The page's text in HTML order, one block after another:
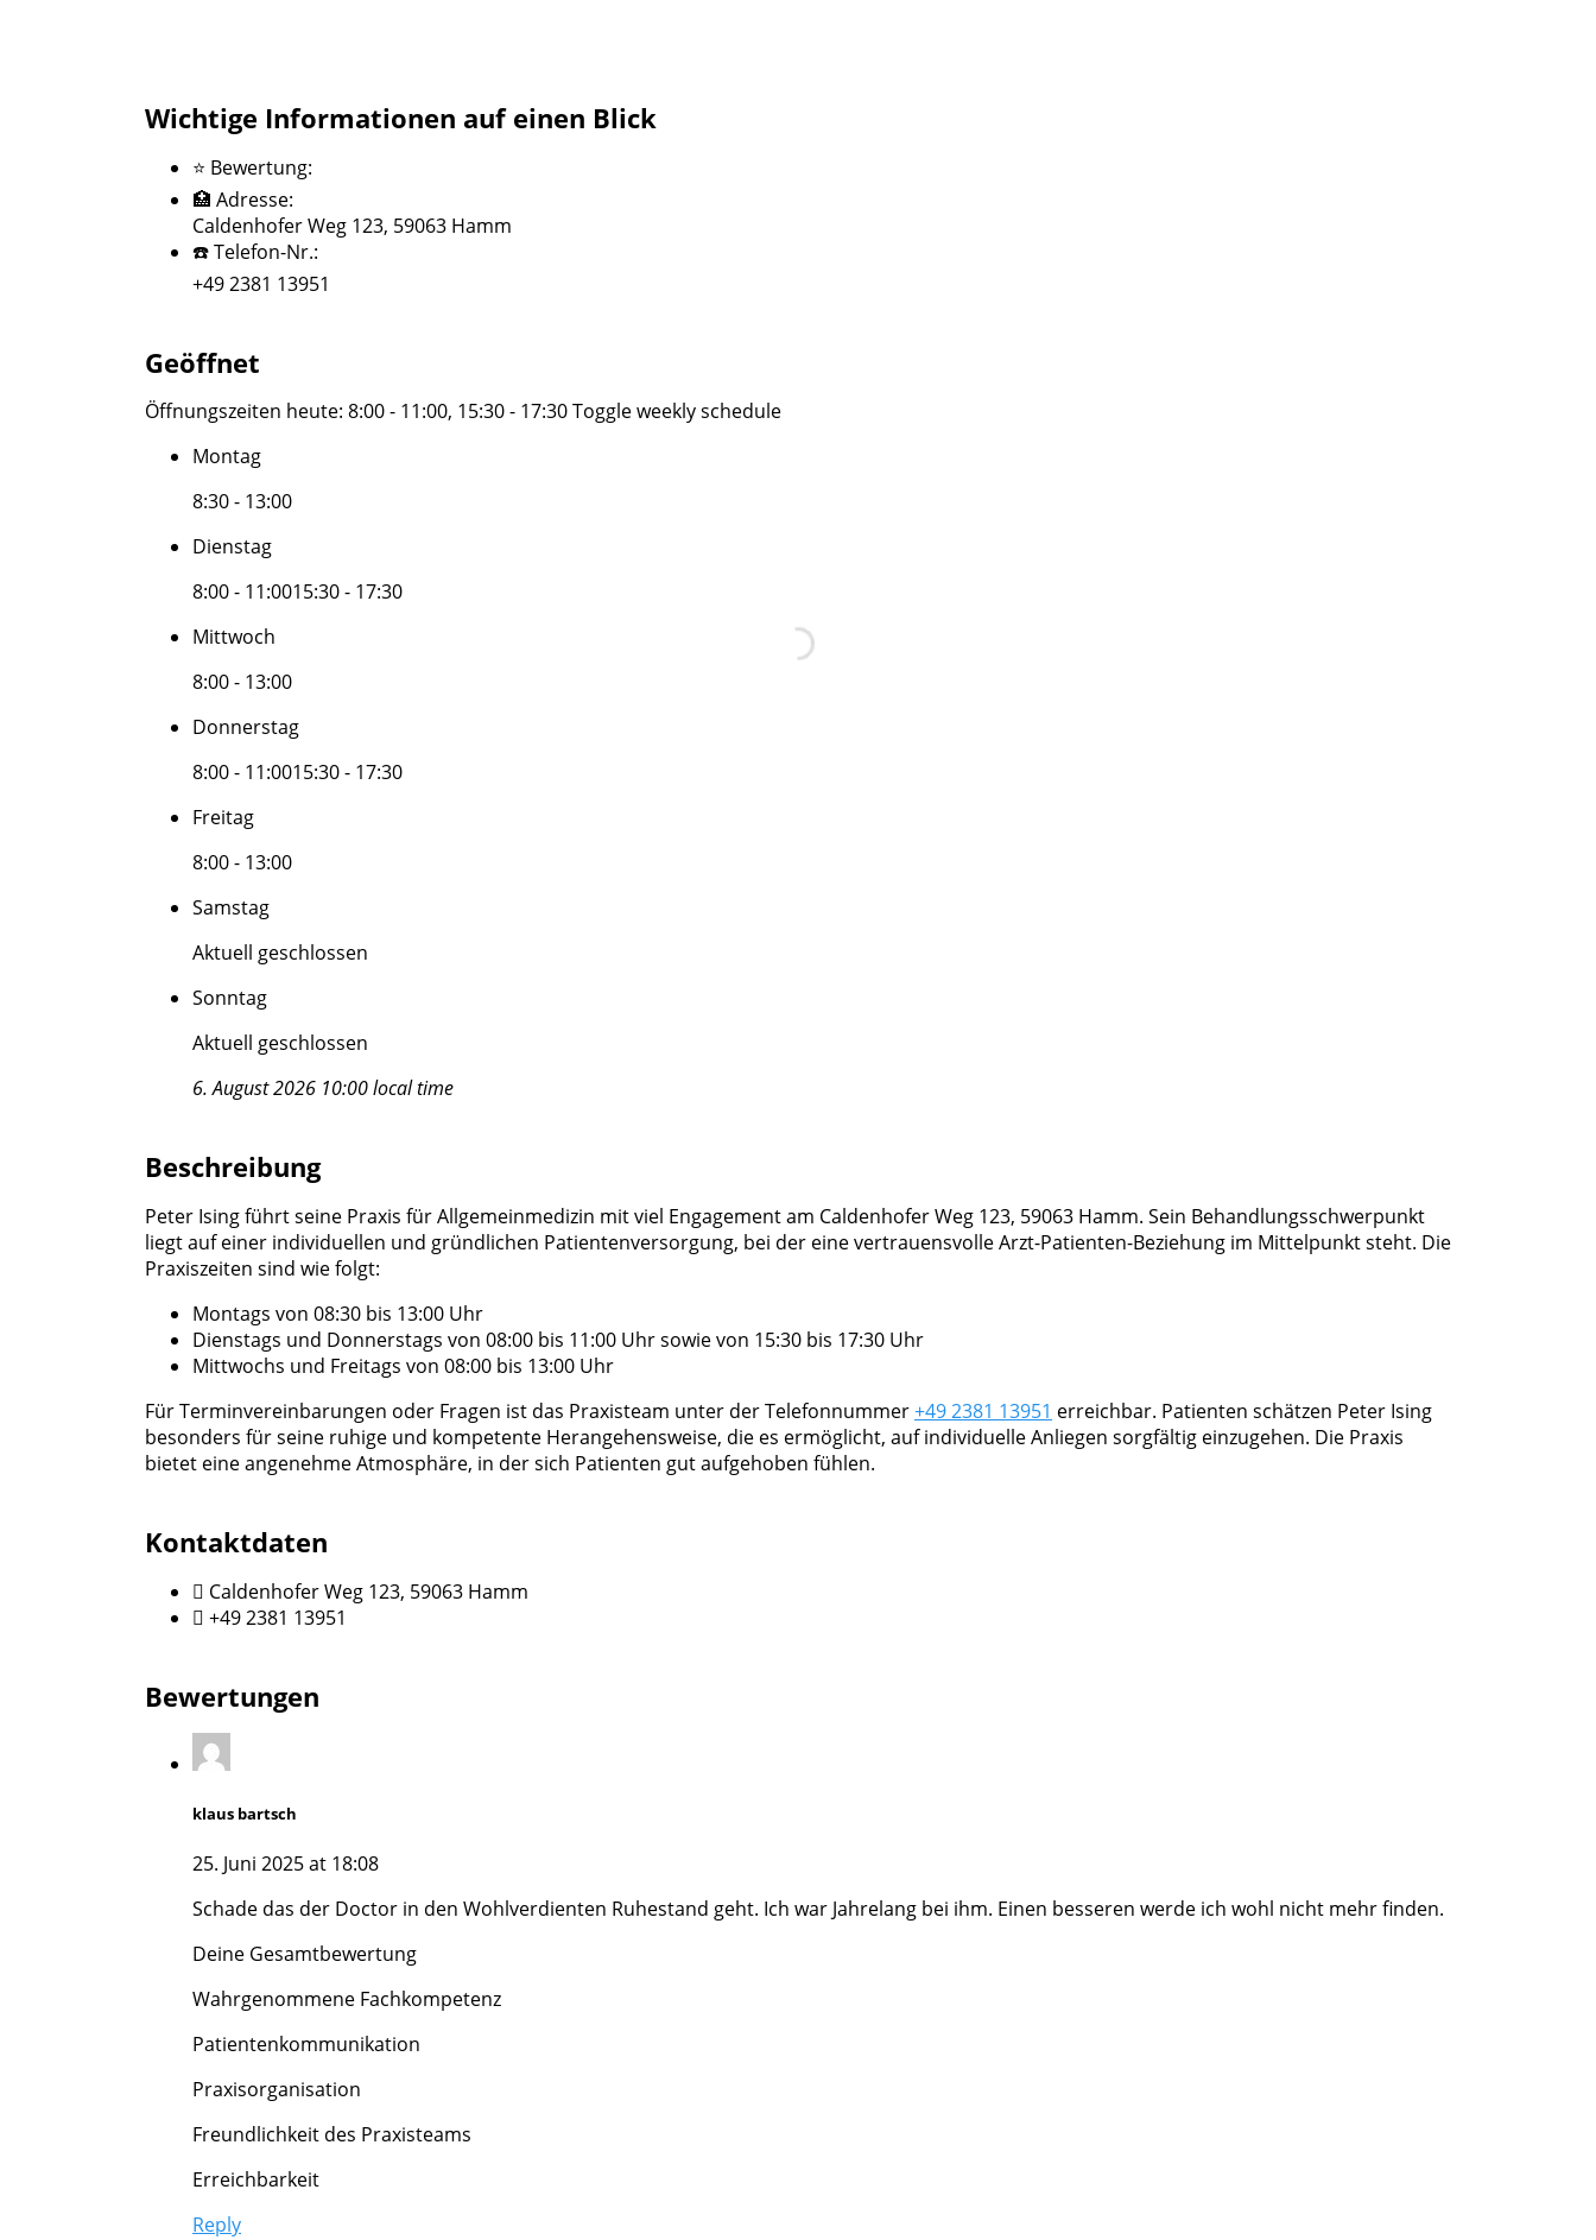
Wichtige Informationen auf einen Blick
⭐ Bewertung:
🏥 Adresse:
Caldenhofer Weg 123, 59063 Hamm
☎️ Telefon-Nr.:
+49 2381 13951
Geöffnet
Öffnungszeiten heute: 8:00 - 11:00, 15:30 - 17:30Toggle weekly schedule
Montag
8:30 - 13:00
Dienstag
8:00 - 11:0015:30 - 17:30
Mittwoch
8:00 - 13:00
Donnerstag
8:00 - 11:0015:30 - 17:30
Freitag
8:00 - 13:00
Samstag
Aktuell geschlossen
Sonntag
Aktuell geschlossen
6. August 2026 10:00 local time
Beschreibung
Peter Ising führt seine Praxis für Allgemeinmedizin mit viel Engagement am Caldenhofer Weg 123, 59063 Hamm. Sein Behandlungsschwerpunkt
liegt auf einer individuellen und gründlichen Patientenversorgung, bei der eine vertrauensvolle Arzt-Patienten-Beziehung im Mittelpunkt steht. Die
Praxiszeiten sind wie folgt:
Montags von 08:30 bis 13:00 Uhr
Dienstags und Donnerstags von 08:00 bis 11:00 Uhr sowie von 15:30 bis 17:30 Uhr
Mittwochs und Freitags von 08:00 bis 13:00 Uhr
Für Terminvereinbarungen oder Fragen ist das Praxisteam unter der Telefonnummer+49 2381 13951 erreichbar. Patienten schätzen Peter Ising
besonders für seine ruhige und kompetente Herangehensweise, die es ermöglicht, auf individuelle Anliegen sorgfältig einzugehen. Die Praxis
bietet eine angenehme Atmosphäre, in der sich Patienten gut aufgehoben fühlen.
Kontaktdaten
Caldenhofer Weg 123, 59063 Hamm
+49 2381 13951
Bewertungen
klaus bartsch
25. Juni 2025 at 18:08
Schade das der Doctor in den Wohlverdienten Ruhestand geht. Ich war Jahrelang bei ihm. Einen besseren werde ich wohl nicht mehr finden.
Deine Gesamtbewertung
Wahrgenommene Fachkompetenz
Patientenkommunikation
Praxisorganisation
Freundlichkeit des Praxisteams
Erreichbarkeit
Reply